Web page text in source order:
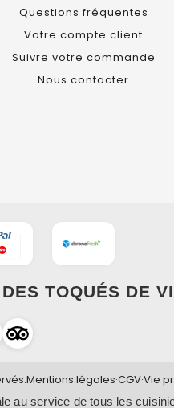
Questions fréquentes
Votre compte client
Suivre votre commande
Nous contacter
TOQUÉS DE
Mentions légales·CGV·Vie
au service de tous les